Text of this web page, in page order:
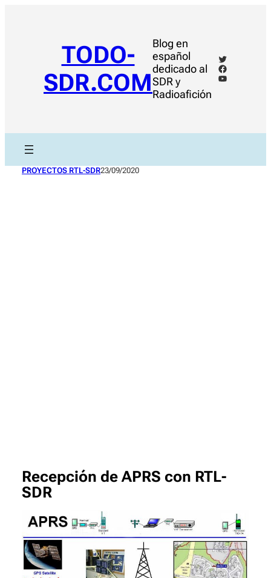
TODO-
SDR.COM
Blog en
español
dedicado al
SDR y
Radioafición
Twitter
Facebook
YouTube
PROYECTOS RTL-SDR23/09/2020
Recepción de APRS con RTL-
SDR